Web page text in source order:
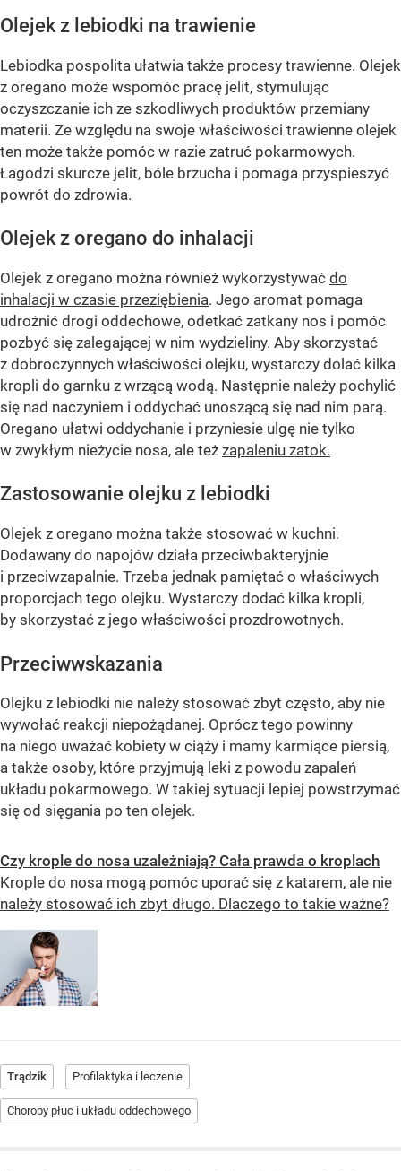
Olejek z lebiodki na trawienie
Lebiodka pospolita ułatwia także procesy trawienne. Olejek
z oregano może wspomóc pracę jelit, stymulując
oczyszczanie ich ze szkodliwych produktów przemiany
materii. Ze względu na swoje właściwości trawienne olejek
ten może także pomóc w razie zatruć pokarmowych.
Łagodzi skurcze jelit, bóle brzucha i pomaga przyspieszyć
powrót do zdrowia.
Olejek z oregano do inhalacji
Olejek z oregano można również wykorzystywać do
inhalacji w czasie przeziębienia. Jego aromat pomaga
udrożnić drogi oddechowe, odetkać zatkany nos i pomóc
pozbyć się zalegającej w nim wydzieliny. Aby skorzystać
z dobroczynnych właściwości olejku, wystarczy dolać kilka
kropli do garnku z wrzącą wodą. Następnie należy pochylić
się nad naczyniem i oddychać unoszącą się nad nim parą.
Oregano ułatwi oddychanie i przyniesie ulgę nie tylko
w zwykłym nieżycie nosa, ale też zapaleniu zatok.
Zastosowanie olejku z lebiodki
Olejek z oregano można także stosować w kuchni.
Dodawany do napojów działa przeciwbakteryjnie
i przeciwzapalnie. Trzeba jednak pamiętać o właściwych
proporcjach tego olejku. Wystarczy dodać kilka kropli,
by skorzystać z jego właściwości prozdrowotnych.
Przeciwwskazania
Olejku z lebiodki nie należy stosować zbyt często, aby nie
wywołać reakcji niepożądanej. Oprócz tego powinny
na niego uważać kobiety w ciąży i mamy karmiące piersią,
a także osoby, które przyjmują leki z powodu zapaleń
układu pokarmowego. W takiej sytuacji lepiej powstrzymać
się od sięgania po ten olejek.
Czy krople do nosa uzależniają? Cała prawda o kroplach
Krople do nosa mogą pomóc uporać się z katarem, ale nie
należy stosować ich zbyt długo. Dlaczego to takie ważne?
Trądzik Profilaktyka i leczenie
Choroby płuc i układu oddechowego